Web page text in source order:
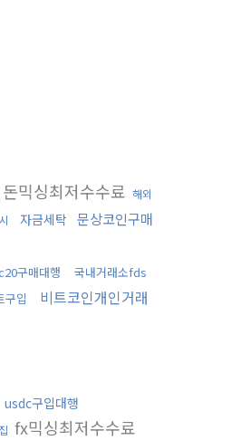
돈믹싱최저수수료 해외
자금세탁 문상코인구매
구매대행
국내거래소fds
구입 비트코인개인거래
usdc구입대행
fx믹싱최저수수료